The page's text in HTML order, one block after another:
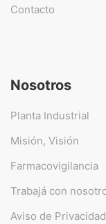
Contacto
Nosotros
Planta Industrial
Misión, Visión
Farmacovigilancia
Trabajá con
Aviso de Privacidad